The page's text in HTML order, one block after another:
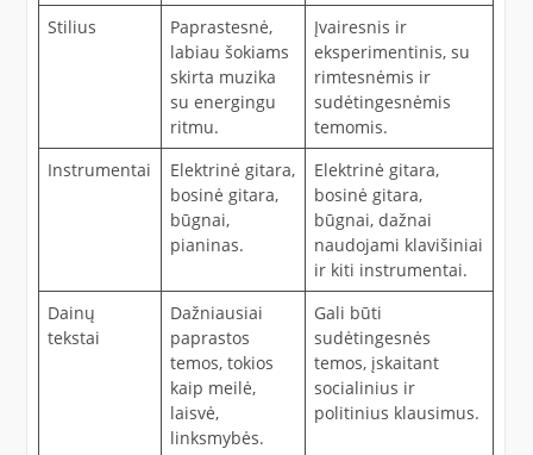
Stilius
Paprastesnė,
labiau šokiams
skirta muzika
su energingu
ritmu.
Įvairesnis ir
eksperimentinis, su
rimtesnėmis ir
sudėtingesnėmis
temomis.
Instrumentai
Elektrinė gitara,
bosinė gitara,
būgnai,
pianinas.
Elektrinė gitara,
bosinė gitara,
būgnai, dažnai
naudojami klavišiniai
ir kiti instrumentai.
Dainų
tekstai
Dažniausiai
paprastos
temos, tokios
kaip meilė,
laisvė,
linksmybės.
Gali būti
sudėtingesnės
temos, įskaitant
socialinius ir
politinius klausimus.